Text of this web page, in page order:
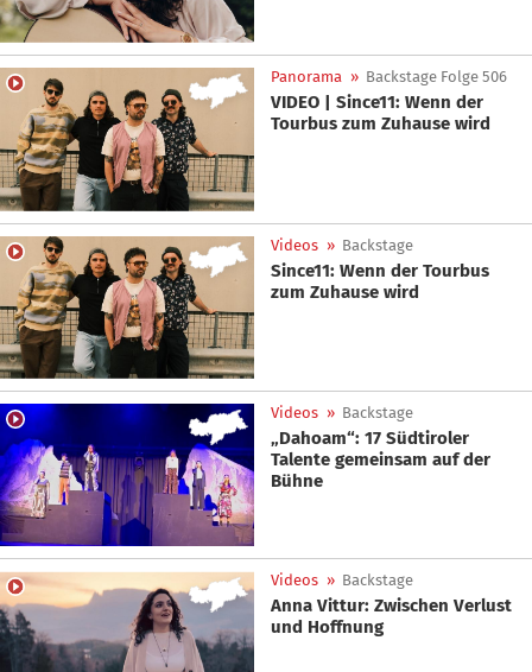
Panorama » Backstage Folge 506
VIDEO | Since11: Wenn der
Tourbus zum Zuhause wird
Videos » Backstage
Since11: Wenn der Tourbus
zum Zuhause wird
Videos » Backstage
„Dahoam“: 17 Südtiroler
Talente gemeinsam auf der
Bühne
Videos » Backstage
Anna Vittur: Zwischen Verlust
und Hoffnung